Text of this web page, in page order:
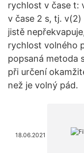
rychlost v čase t:
v čase 2 s, tj. v(2)
jistě
rychlost volného
popsaná metoda
při určení
než je volný pád.
18.06.2021